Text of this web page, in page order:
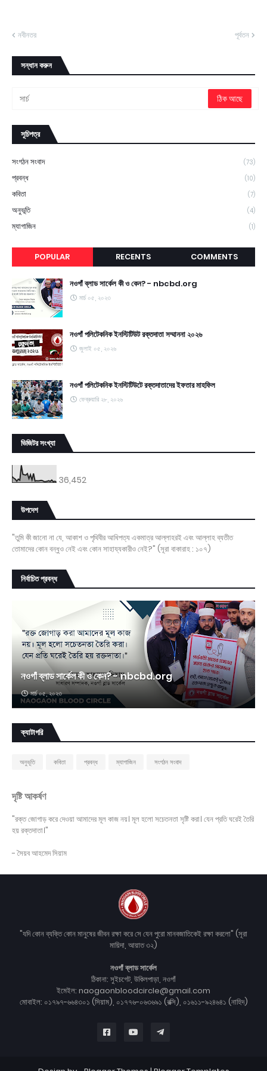
নবীনতর পূর্বতন
সন্ধান করুন
সূচিপত্র
সংগঠন সংবাদ (73)
প্রবন্ধ (10)
কবিতা (7)
অনুভূতি (4)
ম্যাগাজিন (1)
POPULAR RECENTS COMMENTS
নওগাঁ ব্লাড সার্কেল কী ও কেন? - nbcbd.org
মার্চ ০৫, ২০২৩
নওগাঁ পলিটেকনিক ইনস্টিটিউট রক্তদাতা সম্মাননা ২০২৬
জুলাই ০৫, ২০২৬
নওগাঁ পলিটেকনিক ইনস্টিটিউটে রক্তদাতাদের ইফতার মাহফিল
ফেব্রুয়ারি ২৮, ২০২৬
ভিজিটর সংখ্যা
36,452
উপদেশ
"তুমি কী জানো না যে, আকাশ ও পৃথিবীর আধিপত্য একমাত্র আল্লাহরই এবং আল্লাহ ব্যতীত
তোমাদের কোন বন্ধুও নেই এবং কোন সাহায্যকারীও নেই?" (সূরা বাকারাহ : ১০৭)
নির্বাচিত প্রবন্ধ
নওগাঁ ব্লাড সার্কেল কী ও কেন? - nbcbd.org
মার্চ ০৫, ২০২৩
ক্যাটাগরি
অনুভূতি কবিতা প্রবন্ধ ম্যাগাজিন সংগঠন সংবাদ
দৃষ্টি আকর্ষণ
"রক্ত জোগাড় করে দেওয়া আমাদের মূল কাজ নয়। মূল হলো সচেতনতা সৃষ্টি করা। যেন প্রতি ঘরেই তৈরি
হয় রক্তদাতা।"
- সৈয়ব আহমেদ সিয়াম
"যদি কোন ব্যক্তি কোন মানুষের জীবন রক্ষা করে সে যেন পুরো মানবজাতিকেই রক্ষা করলো" (সূরা
মায়িদা, আয়াত ৩২)
নওগাঁ ব্লাড সার্কেল
ঠিকানা: সুইচগেট, উকিলপাড়া, নওগাঁ
ইমেইল: naogaonbloodcircle@gmail.com
মোবাইল: ০১৭৯৭-৬৬৪৩০১ (সিয়াম), ০১৭৭৬-০৬৩৬৯১ (রক্সি), ০১৬১১-৯২৪৬৪১ (নাহিদ)